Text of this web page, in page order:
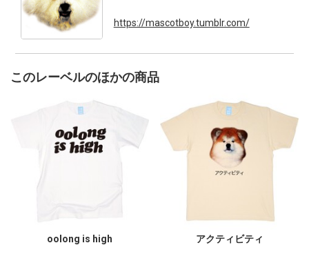
https://mascotboy.tumblr.com/
このレーベルのほかの商品
oolong is high アクティビティ